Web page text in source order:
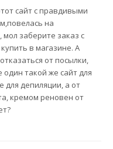
сайт с правдивыми
на
заберите заказ с
в магазине. А
от посылки,
такой же сайт для
для депиляции, а от
кремом реновен от